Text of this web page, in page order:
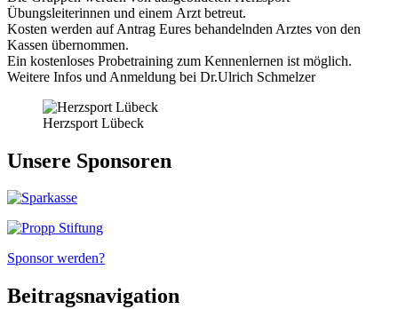
Übungsleiterinnen und einem Arzt betreut.
Kosten werden auf Antrag Eures behandelnden Arztes von den
Kassen übernommen.
Ein kostenloses Probetraining zum Kennenlernen ist möglich.
Weitere Infos und Anmeldung bei Dr.Ulrich Schmelzer
Herzsport Lübeck
Unsere Sponsoren
Sponsor werden?
Beitragsnavigation